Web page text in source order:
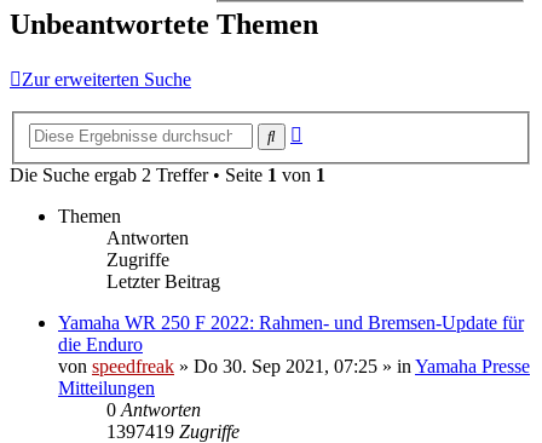
Unbeantwortete Themen
Zur erweiterten Suche
Suche
Die Suche ergab 2 Treffer • Seite 1 von 1
Themen
Antworten
Zugriffe
Letzter Beitrag
Yamaha WR 250 F 2022: Rahmen- und Bremsen-Update für
die Enduro
von speedfreak » Do 30. Sep 2021, 07:25 » in Yamaha Presse
Mitteilungen
0 Antworten
1397419 Zugriffe